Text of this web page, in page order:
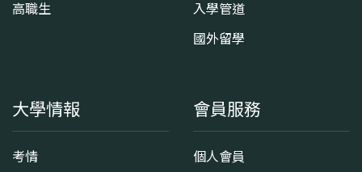
高職生
入學管道
國外留學
大學情報
考情
會員服務
個人會員